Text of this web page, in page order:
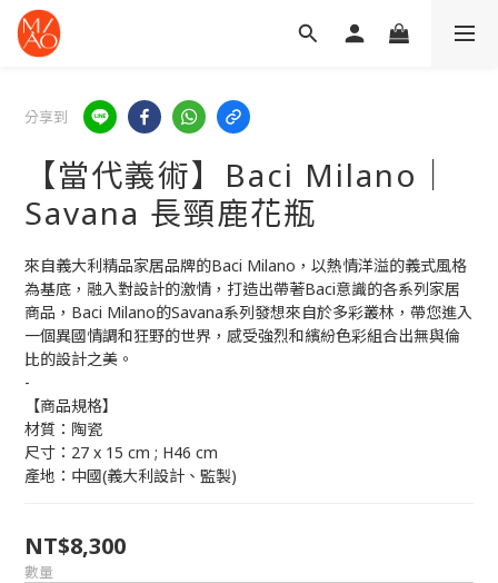
分享到
【當代義術】Baci Milano｜
Savana 長頸鹿花瓶
來自義大利精品家居品牌的Baci Milano，以熱情洋溢的義式風格
為基底，融入對設計的激情，打造出帶著Baci意識的各系列家居
商品，Baci Milano的Savana系列發想來自於多彩叢林，帶您進入
一個異國情調和狂野的世界，感受強烈和繽紛色彩組合出無與倫
比的設計之美。
-
【商品規格】
材質：陶瓷
尺寸：27 x 15 cm ; H46 cm
產地：中國(義大利設計、監製)
NT$8,300
數量